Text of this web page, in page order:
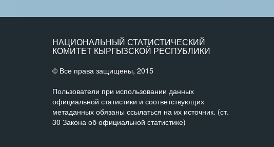
НАЦИОНАЛЬНЫЙ СТАТИСТИЧЕСКИЙ
КОМИТЕТ КЫРГЫЗСКОЙ РЕСПУБЛИКИ
© Все права защищены, 2015
Пользователи при использовании данных
официальной статистики и соответствующих
метаданных обязаны ссылаться на их источник. (ст.
30 Закона об официальной статистике)